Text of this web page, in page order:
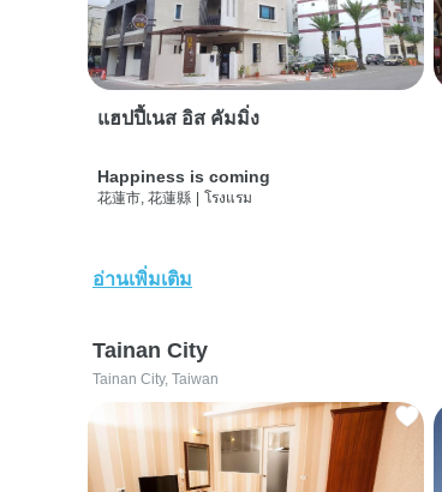
แฮปปี้เนส อิส คัมมิ่ง
Happiness is coming
花蓮市, 花蓮縣 โรงแรม
อ่านเพิ่มเติม
Tainan City
Tainan City, Taiwan